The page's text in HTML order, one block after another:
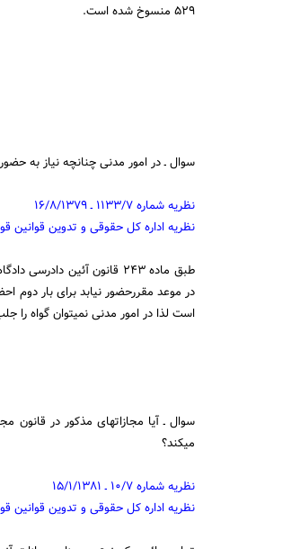
۵۲۹ منسوخ شده است.
سوال ـ در امور مدنی چنانچه نیاز به
نظریه شماره ۱۱۳۳/۷ ـ ۱۶/۸/۱۳۷۹
نظریه اداره کل حقوقی و تدوین قوانین
طبق ماده ۲۴۳ قانون آئین
است لذا در امور مدنی نمی‎توان گواه را جلب نمود.
سوال ـ آیا مجازاتهای مذکور در
میکند؟
نظریه شماره ۱۰/۷ ـ ۱۵/۱/۱۳۸۱
نظریه اداره کل حقوقی و تدوین قوانین